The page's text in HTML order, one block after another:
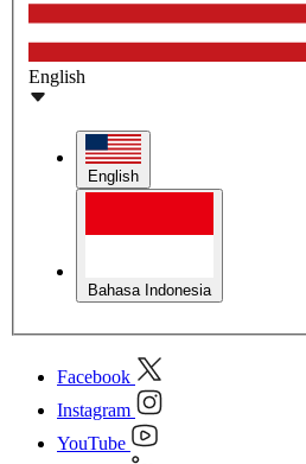
English
English
Bahasa Indonesia
Facebook
Instagram
YouTube